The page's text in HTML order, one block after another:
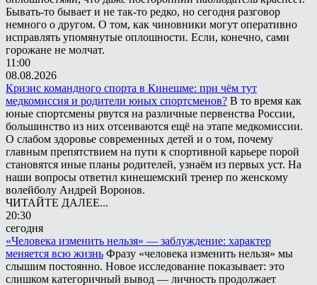
Бывать-то бывает и не так-то редко, но сегодня разговор
немного о другом. О том, как чиновники могут оперативно
исправлять упомянутые оплошности. Если, конечно, сами
горожане не молчат.
11:00
08.08.2026
Кризис командного спорта в Кинешме: при чём тут
медкомиссия и родители юных спортсменов? В то время как
юные спортсмены рвутся на различные первенства России,
большинство из них отсеиваются ещё на этапе медкомиссии.
О слабом здоровье современных детей и о том, почему
главным препятствием на пути к спортивной карьере порой
становятся иные планы родителей, узнаём из первых уст. На
наши вопросы ответил кинешемский тренер по женскому
волейболу Андрей Воронов.
ЧИТАЙТЕ ДАЛЕЕ...
20:30
сегодня
«Человека изменить нельзя» — заблуждение: характер
меняется всю жизнь Фразу «человека изменить нельзя» мы
слышим постоянно. Новое исследование показывает: это
слишком категоричный вывод — личность продолжает